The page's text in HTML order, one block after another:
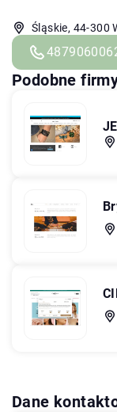
Śląskie, 44-300
Podobne
Dane